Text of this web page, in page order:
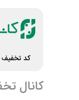
کد تخفیف
کانال